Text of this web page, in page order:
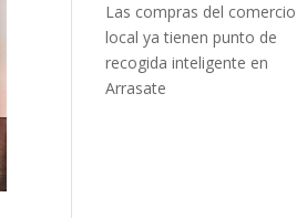
Las compras del comercio
local ya tienen punto de
recogida inteligente en
Arrasate